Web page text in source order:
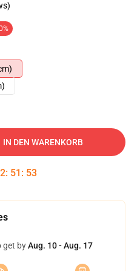
IN DEN WARENKORB
: 51 : 53
get byAug. 10 - Aug. 17